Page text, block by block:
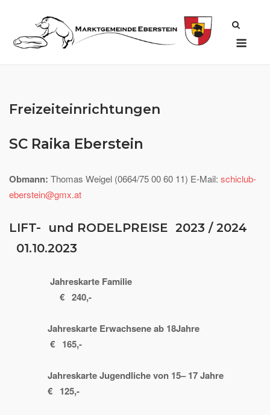
content
Freizeiteinrichtungen
SC Raika Eberstein
Obmann: Thomas Weigel (0664/75 00 60 11) E-Mail: schiclub-
eberstein@gmx.at
LIFT- und RODELPREISE 2023 / 2024
01.10.2023
Jahreskarte Familie
€ 240,-
Jahreskarte Erwachsene ab 18Jahre
€ 165,-
Jahreskarte Jugendliche von 15– 17 Jahre
€ 125,-